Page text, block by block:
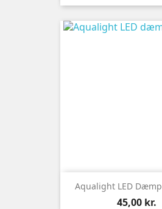
Aqualight LED
Pris
45,00 kr.